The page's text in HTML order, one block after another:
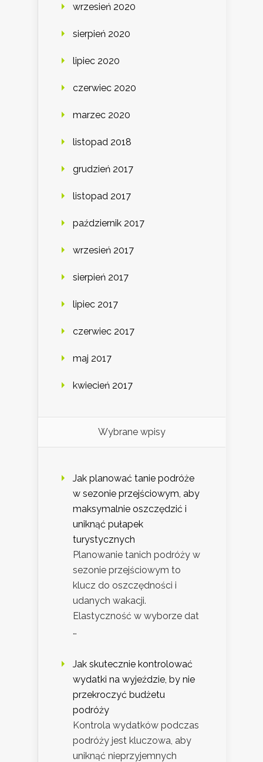
wrzesień 2020
sierpień 2020
lipiec 2020
czerwiec 2020
marzec 2020
listopad 2018
grudzień 2017
listopad 2017
październik 2017
wrzesień 2017
sierpień 2017
lipiec 2017
czerwiec 2017
maj 2017
kwiecień 2017
Wybrane wpisy
Jak planować tanie podróże
w sezonie przejściowym, aby
maksymalnie oszczędzić i
uniknąć pułapek
turystycznych
Planowanie tanich podróży w
sezonie przejściowym to
klucz do oszczędności i
udanych wakacji.
Elastyczność w wyborze dat
…
Jak skutecznie kontrolować
wydatki na wyjeździe, by nie
przekroczyć budżetu
podróży
Kontrola wydatków podczas
podróży jest kluczowa, aby
uniknąć nieprzyjemnych